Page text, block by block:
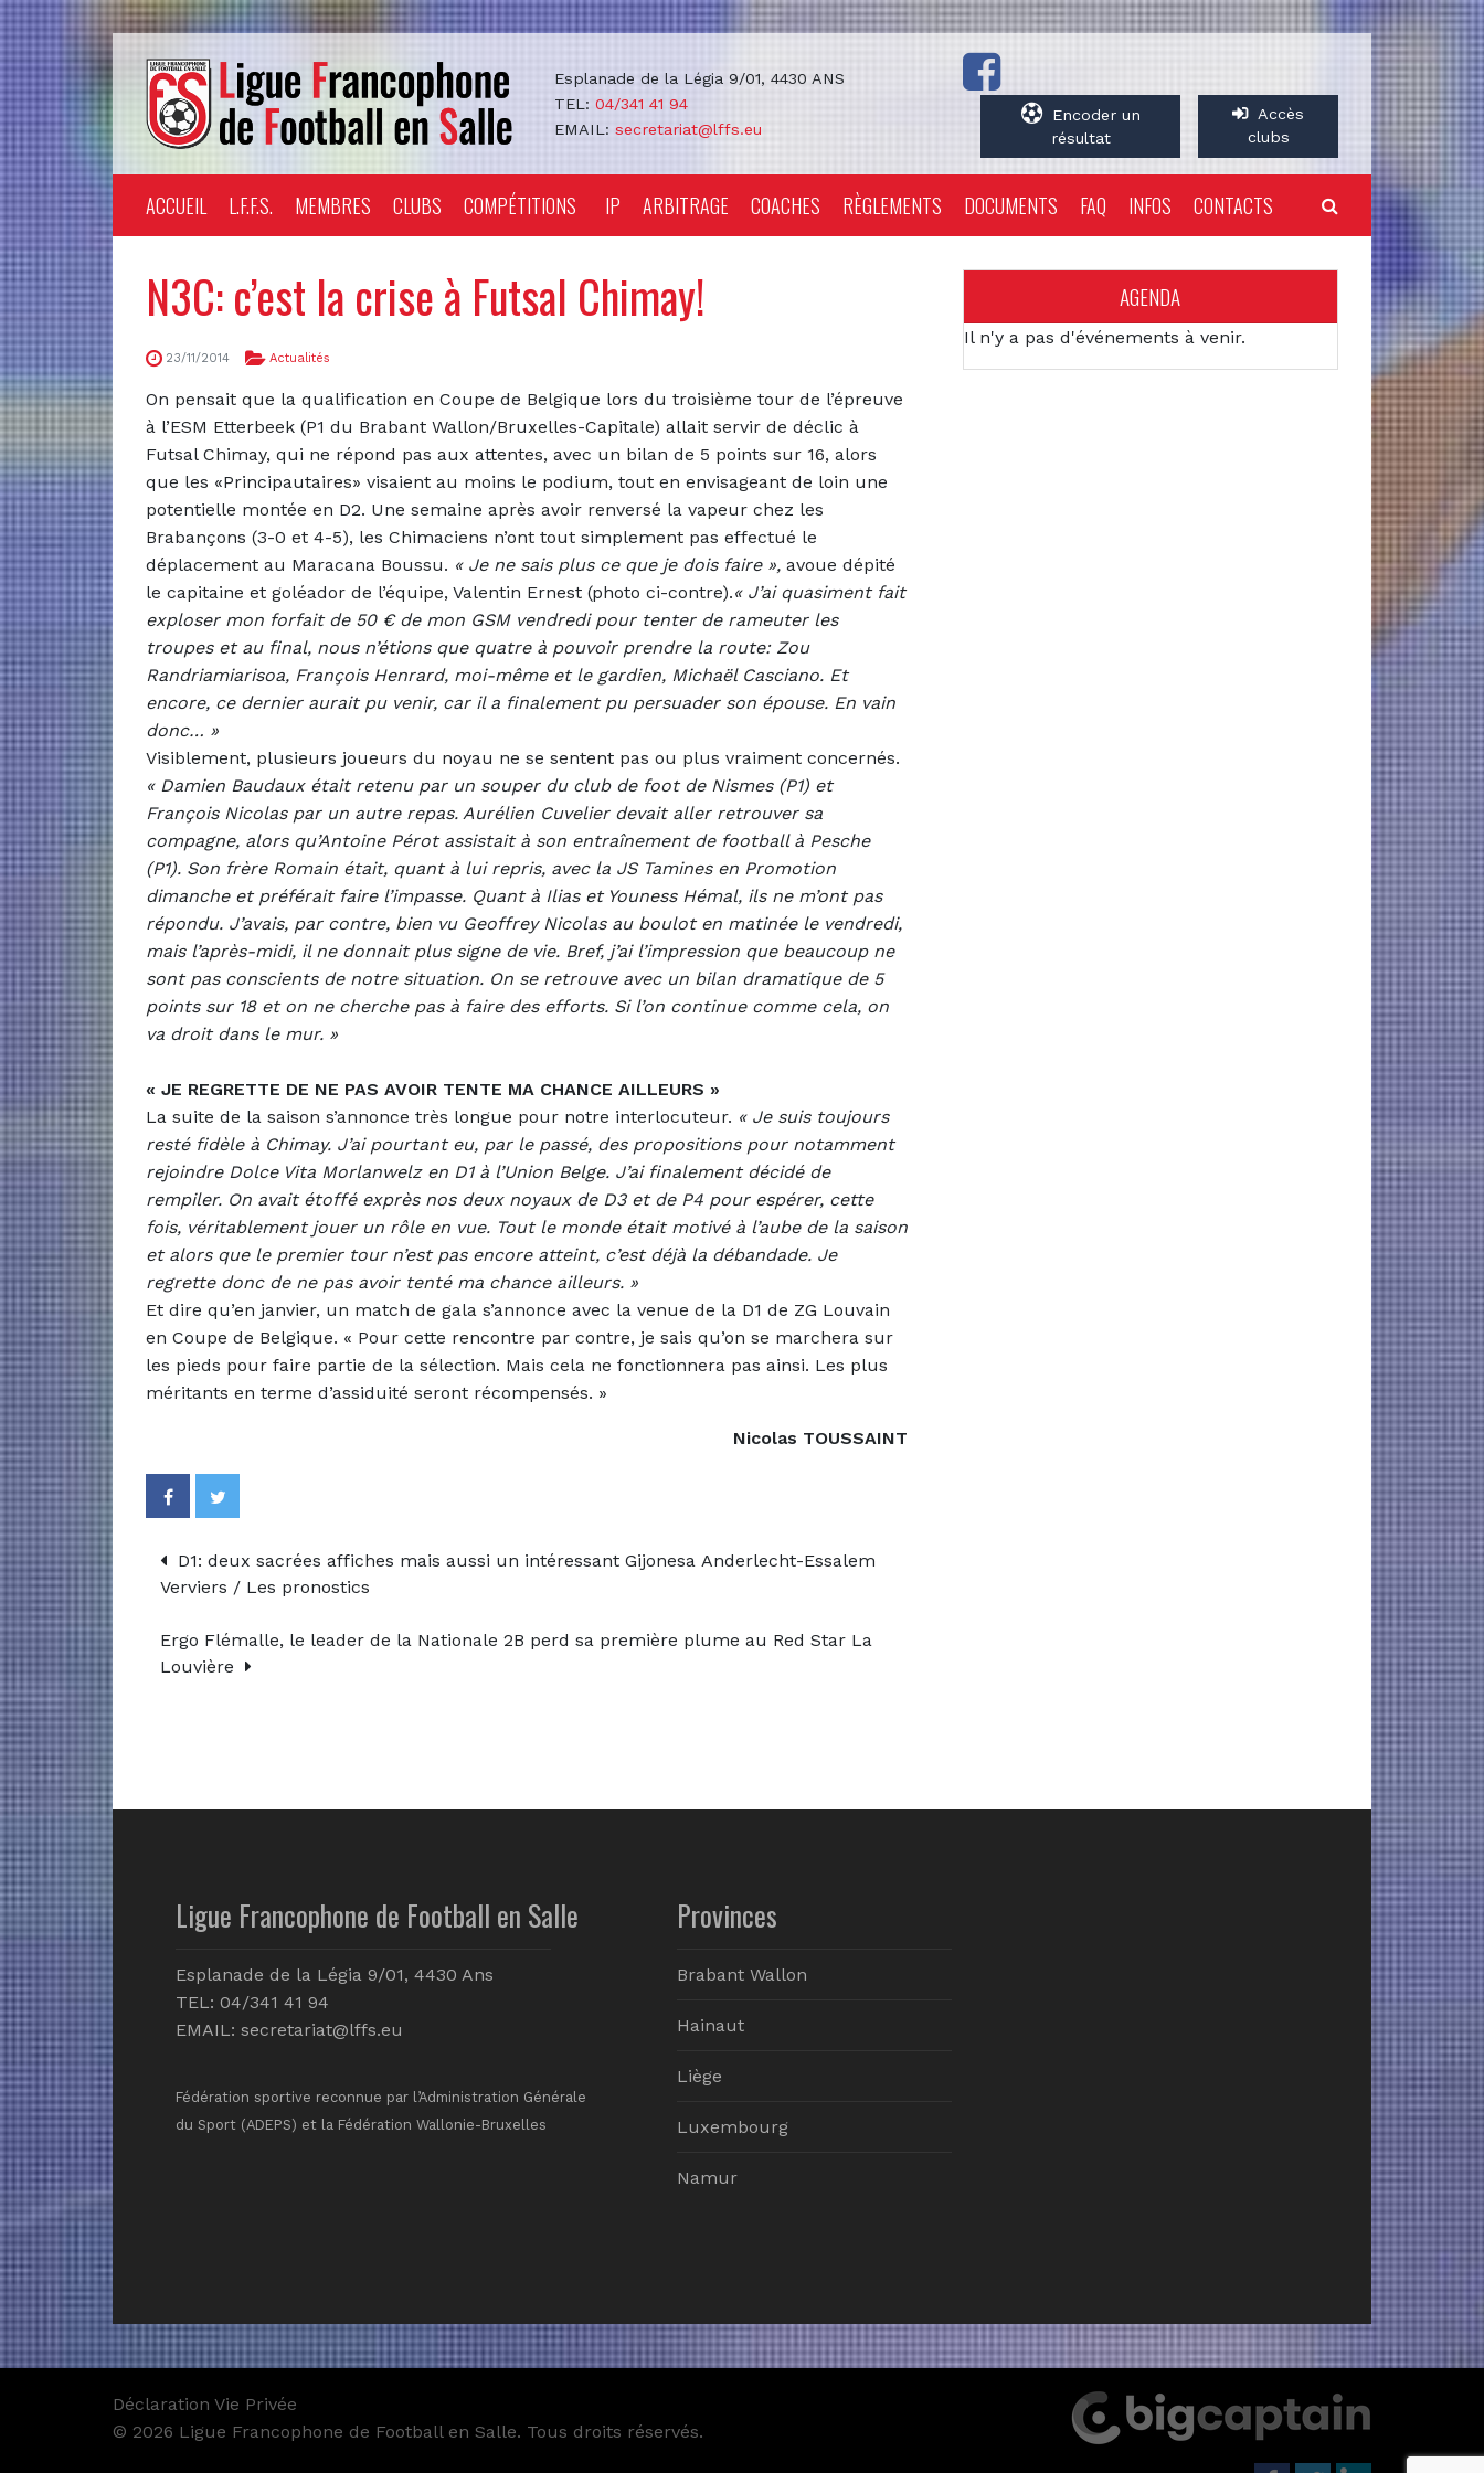
Esplanade de la Légia 9/01, 4430 ANS
TEL: 04/341 41 94
EMAIL: secretariat@lffs.eu
Encoder un
résultat
Accès
clubs
ACCUEIL L.F.F.S. MEMBRES CLUBS COMPÉTITIONS IP ARBITRAGE COACHES RÈGLEMENTS DOCUMENTS FAQ INFOS CONTACTS
N3C: c’est la crise à Futsal Chimay!
23/11/2014 Actualités
On pensait que la qualification en Coupe de Belgique lors du troisième tour de l’épreuve
à l’ESM Etterbeek (P1 du Brabant Wallon/Bruxelles-Capitale) allait servir de déclic à
Futsal Chimay, qui ne répond pas aux attentes, avec un bilan de 5 points sur 16, alors
que les «Principautaires» visaient au moins le podium, tout en envisageant de loin une
potentielle montée en D2. Une semaine après avoir renversé la vapeur chez les
Brabançons (3-0 et 4-5), les Chimaciens n’ont tout simplement pas effectué le
déplacement au Maracana Boussu. « Je ne sais plus ce que je dois faire », avoue dépité
le capitaine et goléador de l’équipe, Valentin Ernest (photo ci-contre).« J’ai quasiment fait
exploser mon forfait de 50 € de mon GSM vendredi pour tenter de rameuter les
troupes et au final, nous n’étions que quatre à pouvoir prendre la route: Zou
Randriamiarisoa, François Henrard, moi-même et le gardien, Michaël Casciano. Et
encore, ce dernier aurait pu venir, car il a finalement pu persuader son épouse. En vain
donc… »
Visiblement, plusieurs joueurs du noyau ne se sentent pas ou plus vraiment concernés.
« Damien Baudaux était retenu par un souper du club de foot de Nismes (P1) et
François Nicolas par un autre repas. Aurélien Cuvelier devait aller retrouver sa
compagne, alors qu’Antoine Pérot assistait à son entraînement de football à Pesche
(P1). Son frère Romain était, quant à lui repris, avec la JS Tamines en Promotion
dimanche et préférait faire l’impasse. Quant à Ilias et Youness Hémal, ils ne m’ont pas
répondu. J’avais, par contre, bien vu Geoffrey Nicolas au boulot en matinée le vendredi,
mais l’après-midi, il ne donnait plus signe de vie. Bref, j’ai l’impression que beaucoup ne
sont pas conscients de notre situation. On se retrouve avec un bilan dramatique de 5
points sur 18 et on ne cherche pas à faire des efforts. Si l’on continue comme cela, on
va droit dans le mur. »
« JE REGRETTE DE NE PAS AVOIR TENTE MA CHANCE AILLEURS »
La suite de la saison s’annonce très longue pour notre interlocuteur. « Je suis toujours
resté fidèle à Chimay. J’ai pourtant eu, par le passé, des propositions pour notamment
rejoindre Dolce Vita Morlanwelz en D1 à l’Union Belge. J’ai finalement décidé de
rempiler. On avait étoffé exprès nos deux noyaux de D3 et de P4 pour espérer, cette
fois, véritablement jouer un rôle en vue. Tout le monde était motivé à l’aube de la saison
et alors que le premier tour n’est pas encore atteint, c’est déjà la débandade. Je
regrette donc de ne pas avoir tenté ma chance ailleurs. »
Et dire qu’en janvier, un match de gala s’annonce avec la venue de la D1 de ZG Louvain
en Coupe de Belgique. « Pour cette rencontre par contre, je sais qu’on se marchera sur
les pieds pour faire partie de la sélection. Mais cela ne fonctionnera pas ainsi. Les plus
méritants en terme d’assiduité seront récompensés. »
Nicolas TOUSSAINT
D1: deux sacrées affiches mais aussi un intéressant Gijonesa Anderlecht-Essalem
Verviers / Les pronostics
Ergo Flémalle, le leader de la Nationale 2B perd sa première plume au Red Star La
Louvière
AGENDA
Il n'y a pas d'événements à venir.
Ligue Francophone de Football en Salle
Esplanade de la Légia 9/01, 4430 Ans
TEL: 04/341 41 94
EMAIL: secretariat@lffs.eu
Fédération sportive reconnue par l’Administration Générale
du Sport (ADEPS) et la Fédération Wallonie-Bruxelles
Provinces
Brabant Wallon
Hainaut
Liège
Luxembourg
Namur
Déclaration Vie Privée
© 2026 Ligue Francophone de Football en Salle. Tous droits réservés.